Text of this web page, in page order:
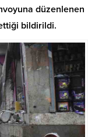
düzenlenen
bildirildi.